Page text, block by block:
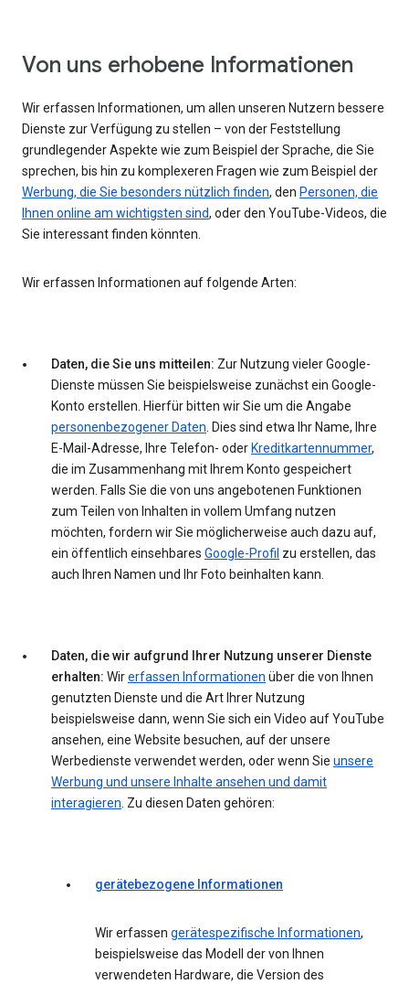
Von uns erhobene Informationen
Wir erfassen Informationen, um allen unseren Nutzern bessere
Dienste zur Verfügung zu stellen – von der Feststellung
grundlegender Aspekte wie zum Beispiel der Sprache, die Sie
sprechen, bis hin zu komplexeren Fragen wie zum Beispiel der
Werbung, die Sie besonders nützlich finden, den Personen, die
Ihnen online am wichtigsten sind, oder den YouTube-Videos, die
Sie interessant finden könnten.
Wir erfassen Informationen auf folgende Arten:
Daten, die Sie uns mitteilen: Zur Nutzung vieler Google-
Dienste müssen Sie beispielsweise zunächst ein Google-
Konto erstellen. Hierfür bitten wir Sie um die Angabe
personenbezogener Daten. Dies sind etwa Ihr Name, Ihre
E-Mail-Adresse, Ihre Telefon- oder Kreditkartennummer,
die im Zusammenhang mit Ihrem Konto gespeichert
werden. Falls Sie die von uns angebotenen Funktionen
zum Teilen von Inhalten in vollem Umfang nutzen
möchten, fordern wir Sie möglicherweise auch dazu auf,
ein öffentlich einsehbares Google-Profil zu erstellen, das
auch Ihren Namen und Ihr Foto beinhalten kann.
Daten, die wir aufgrund Ihrer Nutzung unserer Dienste
erhalten: Wirerfassen Informationen über die von Ihnen
genutzten Dienste und die Art Ihrer Nutzung
beispielsweise dann, wenn Sie sich ein Video auf YouTube
ansehen, eine Website besuchen, auf der unsere
Werbedienste verwendet werden, oder wenn Sie unsere
Werbung und unsere Inhalte ansehen und damit
interagieren. Zu diesen Daten gehören:
gerätebezogene Informationen
Wir erfassen gerätespezifische Informationen,
beispielsweise das Modell der von Ihnen
verwendeten Hardware, die Version des